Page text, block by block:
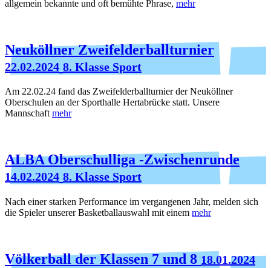
allgemein bekannte und oft bemühte Phrase, mehr
Neuköllner Zweifelderballturnier
22.02.2024 8. Klasse Sport
Am 22.02.24 fand das Zweifelderballturnier der Neuköllner
Oberschulen an der Sporthalle Hertabrücke statt. Unsere
Mannschaftmehr
ALBA Oberschulliga -Zwischenrunde
14.02.2024 8. Klasse Sport
Nach einer starken Performance im vergangenen Jahr, melden sich
die Spieler unserer Basketballauswahl mit einem mehr
Völkerball der Klassen 7 und 8 18.01.2024